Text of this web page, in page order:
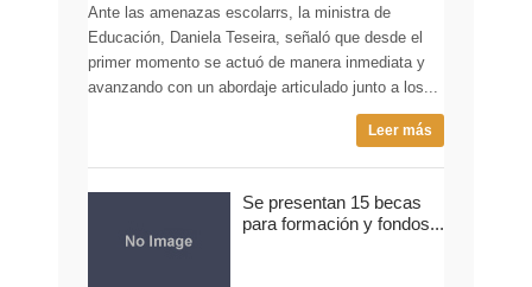
Ante las amenazas escolarrs, la ministra de
Educación, Daniela Teseira, señaló que desde el
primer momento se actuó de manera inmediata y
avanzando con un abordaje articulado junto a los...
Leer más
Se presentan 15 becas
para formación y fondos...